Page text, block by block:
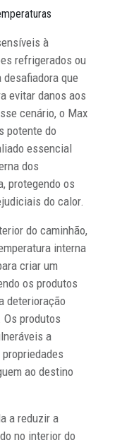
à
refrigerados ou
que
evitar danos aos
cenário, o Max
potente do
essencial
dos
protegendo os
do calor.
do caminhão,
interna
criar um
os produtos
deterioração
produtos
a
ao destino
a reduzir a
no interior do